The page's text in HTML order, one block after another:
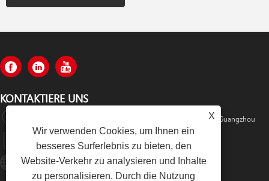
KONTAKTIERE UNS
Rm520, Nr. 1105 Mitte Der Zhongshan Avenue, Bezirk Tianhe, Guangzhou
+86-13501533176
Sales01@swaflyexcavator.cn
X
Wir verwenden Cookies, um Ihnen ein
besseres Surferlebnis zu bieten, den
Website-Verkehr zu analysieren und Inhalte
zu personalisieren. Durch die Nutzung